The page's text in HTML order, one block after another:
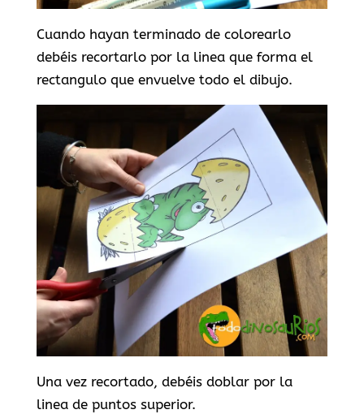
Cuando hayan terminado de colorearlo
debéis recortarlo por la linea que forma el
rectangulo que envuelve todo el dibujo.
Una vez recortado, debéis doblar por la
linea de puntos superior.